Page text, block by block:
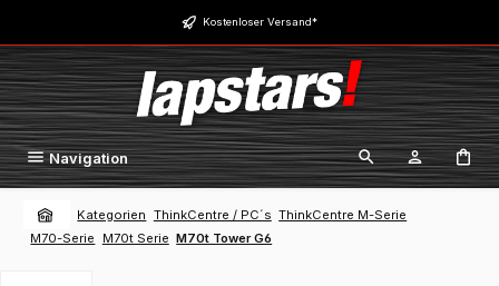
Zum Hauptinhalt springen Kostenloser Versand*
Navigation
Kategorien ThinkCentre / PC´s ThinkCentre M-Serie
M70-Serie
M70t Serie M70t Tower G6